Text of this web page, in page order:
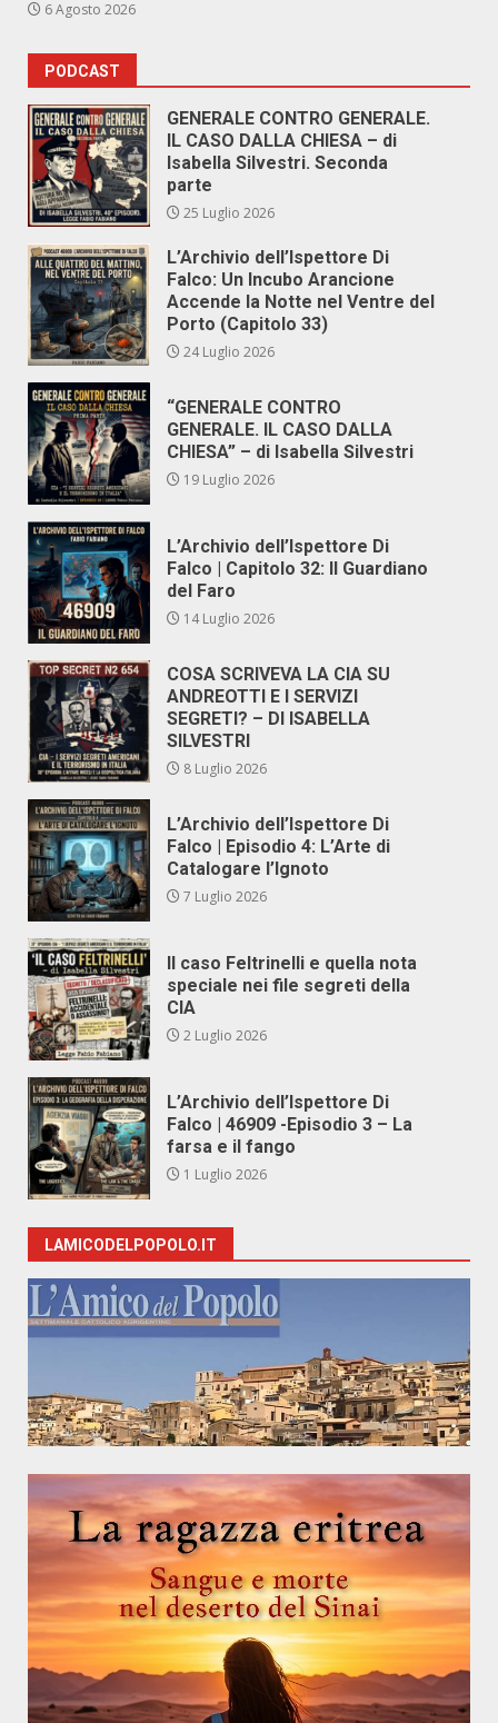
6 Agosto 2026
PODCAST
GENERALE CONTRO GENERALE.
IL CASO DALLA CHIESA – di
Isabella Silvestri. Seconda
parte
25 Luglio 2026
L’Archivio dell’Ispettore Di
Falco: Un Incubo Arancione
Accende la Notte nel Ventre del
Porto (Capitolo 33)
24 Luglio 2026
“GENERALE CONTRO
GENERALE. IL CASO DALLA
CHIESA” – di Isabella Silvestri
19 Luglio 2026
L’Archivio dell’Ispettore Di
Falco | Capitolo 32: Il Guardiano
del Faro
14 Luglio 2026
COSA SCRIVEVA LA CIA SU
ANDREOTTI E I SERVIZI
SEGRETI? – DI ISABELLA
SILVESTRI
8 Luglio 2026
L’Archivio dell’Ispettore Di
Falco | Episodio 4: L’Arte di
Catalogare l’Ignoto
7 Luglio 2026
Il caso Feltrinelli e quella nota
speciale nei file segreti della
CIA
2 Luglio 2026
L’Archivio dell’Ispettore Di
Falco | 46909 -Episodio 3 – La
farsa e il fango
1 Luglio 2026
LAMICODELPOPOLO.IT